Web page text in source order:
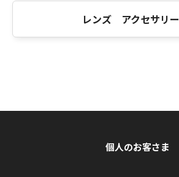
レンズ アクセサリー
個人のお客さま